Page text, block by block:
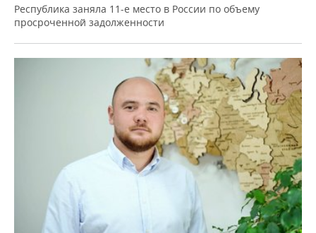
Республика заняла 11-е место в России по объему
просроченной задолженности